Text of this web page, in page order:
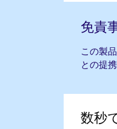
免責
この製
との提
数秒